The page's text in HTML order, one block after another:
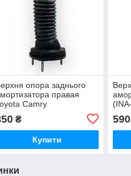
опора заднього
правая
Camry
(INA-FOR
₴
Купити